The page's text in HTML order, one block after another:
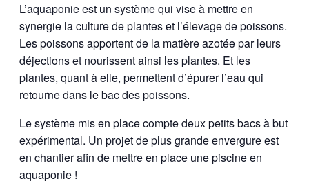
L’aquaponie est un système qui vise à mettre en
synergie la culture de plantes et l’élevage de poissons.
Les poissons apportent de la matière azotée par leurs
déjections et nourissent ainsi les plantes. Et les
plantes, quant à elle, permettent d’épurer l’eau qui
retourne dans le bac des poissons.
Le système mis en place compte deux petits bacs à but
expérimental. Un projet de plus grande envergure est
en chantier afin de mettre en place une piscine en
aquaponie !